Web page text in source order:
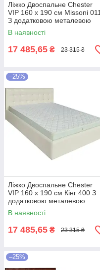
Ліжко Двоспальне Chester
VIP 160 х 190 см Missoni
З додатковою металевою
цільнозварною рамою
Темно-коричневий
В наявності
17 485,65 ₴ 23 315 ₴
–25%
Ліжко Двоспальне Chester
VIP 160 х 190 см Кінг 400 З
додатковою металевою
цільнозварною рамою C1
Білий
В наявності
17 485,65 ₴ 23 315 ₴
–25%